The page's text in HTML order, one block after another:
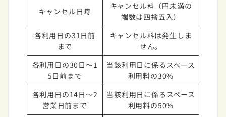
キャンセル日時
キャンセル料（円未満の
端数は四捨五入）
各利用日の31日前
まで
キャンセル料は発生しま
せん。
各利用日の30日～1
5日前まで
当該利用日に係るスペース
利用料の30%
各利用日の14日～2
営業日前まで
当該利用日に係るスペース
利用料の50%